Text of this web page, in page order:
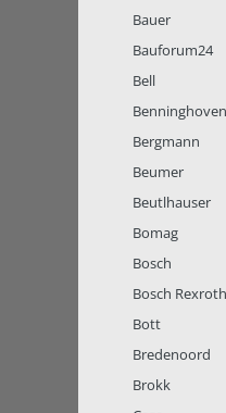
Bauer
Bauforum24
Bell
Benninghoven
Bergmann
Beumer
Beutlhauser
Bomag
Bosch
Bosch Rexroth
Bott
Bredenoord
Brokk